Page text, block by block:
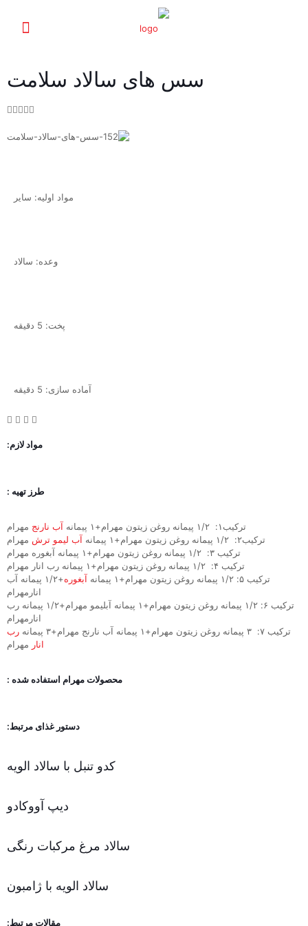
سس های سالاد سلامت

مواد اولیه: سایر
وعده: سالاد
پخت: 5 دقیقه
آماده سازی: 5 دقیقه
مواد لازم:
طرز تهیه :
ترکیب۱: ۱/۲ پیمانه روغن زیتون مهرام+۱ پیمانه آب نارنج مهرام
ترکیب۲: ۱/۲ پیمانه روغن زیتون مهرام+۱ پیمانه
آب لیمو ترش مهرام
ترکیب ۳: ۱/۲ پیمانه روغن زیتون مهرام+۱ پیمانه آبغوره مهرام
ترکیب ۴: ۱/۲ پیمانه روغن زیتون مهرام+۱ پیمانه رب انار مهرام
ترکیب ۵: ۱/۲ پیمانه روغن زیتون مهرام+۱ پیمانه
آبغوره
+۱/۲ پیمانه آب
انارمهرام
ترکیب ۶: ۱/۲ پیمانه روغن زیتون مهرام+۱ پیمانه آبلیمو مهرام+۱/۲ پیمانه رب
انارمهرام
ترکیب ۷: ۳ پیمانه روغن زیتون مهرام+۱ پیمانه آب نارنج مهرام+۳ پیمانه
رب
انار مهرام
محصولات مهرام استفاده شده :
دستور غذای مرتبط:
کدو تنبل با سالاد الویه
دیپ آووکادو
سالاد مرغ مرکبات رنگی
سالاد الویه با ژامبون
مقالات مرتبط: